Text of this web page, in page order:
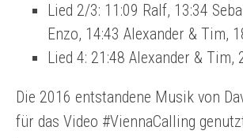
Lied 2/3: 11:09 Ralf, 13:34
Enzo, 14:43 Alexander & Tim,
Lied 4: 21:48 Alexander & Tim,
Die 2016 entstandene Musik von
für das Video #ViennaCalling